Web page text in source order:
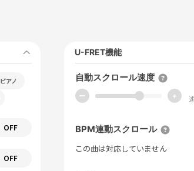
ピアノ
OFF
OFF
U-FRET機能
自動スクロール速度
ー +
BPM連動スクロール
この曲は対応していません